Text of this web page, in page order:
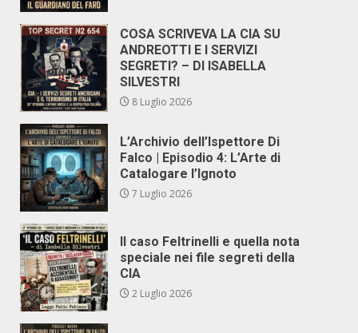
COSA SCRIVEVA LA CIA SU
ANDREOTTI E I SERVIZI
SEGRETI? – DI ISABELLA
SILVESTRI
8 Luglio 2026
L’Archivio dell’Ispettore Di
Falco | Episodio 4: L’Arte di
Catalogare l’Ignoto
7 Luglio 2026
Il caso Feltrinelli e quella nota
speciale nei file segreti della
CIA
2 Luglio 2026